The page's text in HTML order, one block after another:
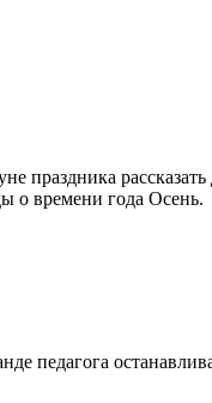
праздника
о времени года Осень.
педагога